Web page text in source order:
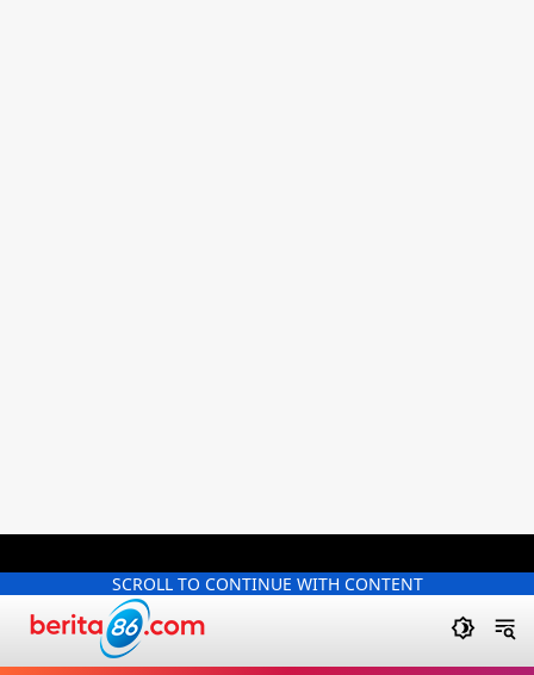
SCROLL TO CONTINUE WITH CONTENT